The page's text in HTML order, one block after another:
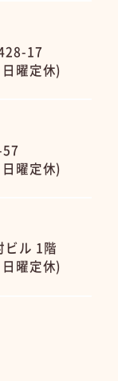
17
曜定休)
曜定休)
ビル 1階
曜定休)